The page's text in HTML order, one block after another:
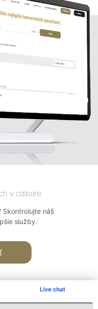
Live chat
v odbore
Skontrolujte náš
služby.